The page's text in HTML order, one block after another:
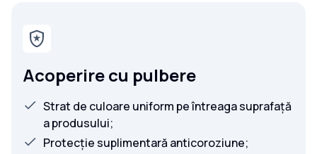
Acoperire cu pulbere
Strat de culoare uniform pe întreaga suprafață
a produsului;
Protecție suplimentară anticoroziune;